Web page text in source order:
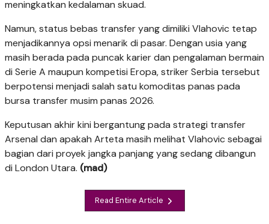
meningkatkan kedalaman skuad.
Namun, status bebas transfer yang dimiliki Vlahovic tetap
menjadikannya opsi menarik di pasar. Dengan usia yang
masih berada pada puncak karier dan pengalaman bermain
di Serie A maupun kompetisi Eropa, striker Serbia tersebut
berpotensi menjadi salah satu komoditas panas pada
bursa transfer musim panas 2026.
Keputusan akhir kini bergantung pada strategi transfer
Arsenal dan apakah Arteta masih melihat Vlahovic sebagai
bagian dari proyek jangka panjang yang sedang dibangun
di London Utara. (mad)
Read Entire Article